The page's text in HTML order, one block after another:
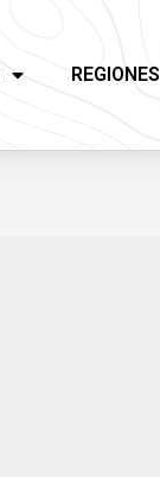
REGIONES